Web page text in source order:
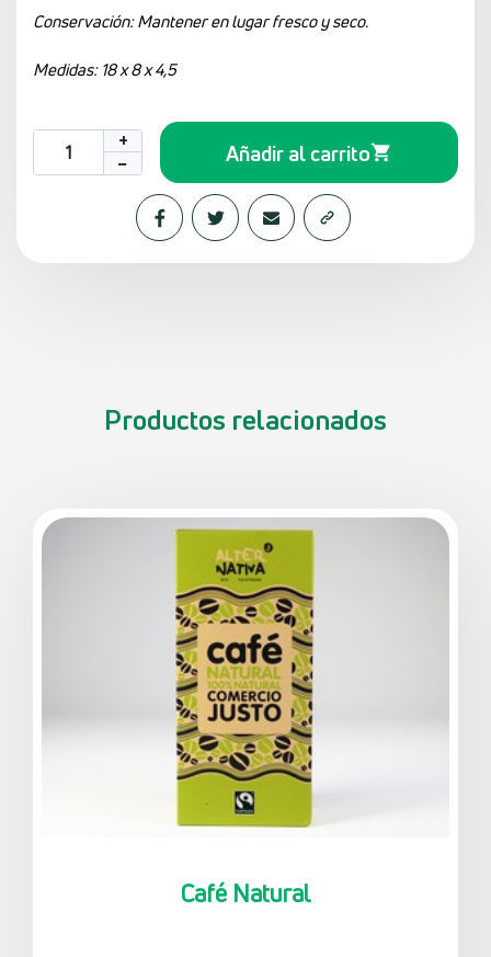
Conservación: Mantener en lugar fresco y seco.
Medidas: 18 x 8 x 4,5
+
−
Añadir al carrito
Productos relacionados
Café Natural